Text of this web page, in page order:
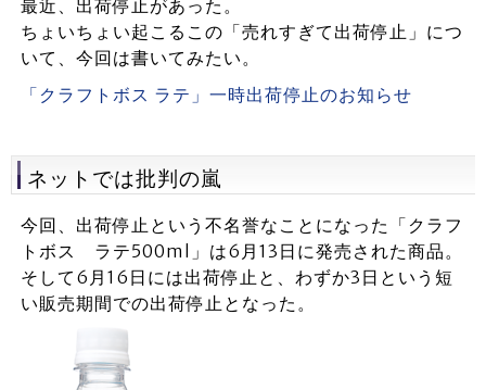
最近、出荷停止があった。
ちょいちょい起こるこの「売れすぎて出荷停止」につ
いて、今回は書いてみたい。
「クラフトボス ラテ」一時出荷停止のお知らせ
ネットでは批判の嵐
今回、出荷停止という不名誉なことになった「クラフ
トボス ラテ500ml」は6月13日に発売された商品。
そして6月16日には出荷停止と、わずか3日という短
い販売期間での出荷停止となった。